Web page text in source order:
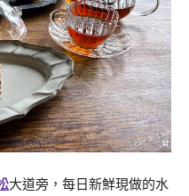
大道旁，每日新鮮現做的水